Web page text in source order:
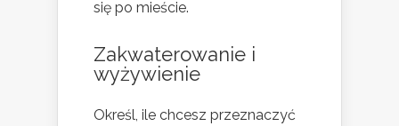
się po mieście.
Zakwaterowanie i
wyżywienie
Określ, ile chcesz przeznaczyć